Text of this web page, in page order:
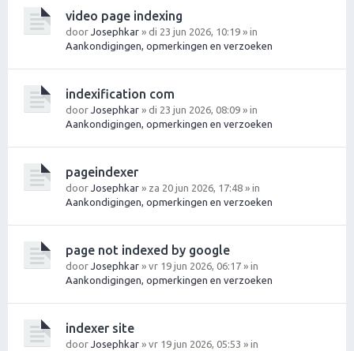
video page indexing
door Josephkar » di 23 jun 2026, 10:19 » in
Aankondigingen, opmerkingen en verzoeken
indexification com
door Josephkar » di 23 jun 2026, 08:09 » in
Aankondigingen, opmerkingen en verzoeken
pageindexer
door Josephkar » za 20 jun 2026, 17:48 » in
Aankondigingen, opmerkingen en verzoeken
page not indexed by google
door Josephkar » vr 19 jun 2026, 06:17 » in
Aankondigingen, opmerkingen en verzoeken
indexer site
door Josephkar » vr 19 jun 2026, 05:53 » in